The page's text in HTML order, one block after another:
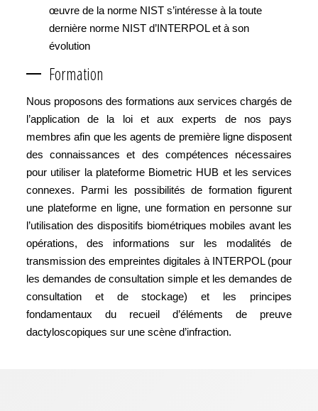
œuvre de la norme NIST s’intéresse à la toute
dernière norme NIST d’INTERPOL et à son
évolution
Formation
Nous proposons des formations aux services chargés de
l’application de la loi et aux experts de nos pays
membres afin que les agents de première ligne disposent
des connaissances et des compétences nécessaires
pour utiliser la plateforme Biometric HUB et les services
connexes. Parmi les possibilités de formation figurent
une plateforme en ligne, une formation en personne sur
l’utilisation des dispositifs biométriques mobiles avant les
opérations, des informations sur les modalités de
transmission des empreintes digitales à INTERPOL (pour
les demandes de consultation simple et les demandes de
consultation et de stockage) et les principes
fondamentaux du recueil d’éléments de preuve
dactyloscopiques sur une scène d’infraction.